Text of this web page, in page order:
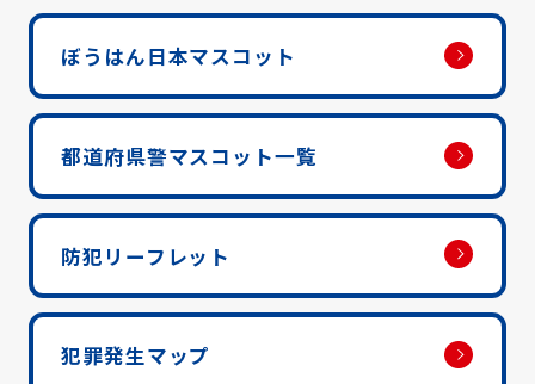
ぼうはん日本マスコット
都道府県警マスコット一覧
防犯リーフレット
犯罪発生マップ